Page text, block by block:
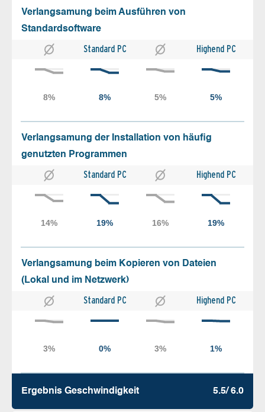
Verlangsamung beim Ausführen von
Standardsoftware
Standard PC Highend PC
Verlangsamung der Installation von häufig
genutzten Programmen
Standard PC Highend PC
Verlangsamung beim Kopieren von Dateien
(Lokal und im Netzwerk)
Standard PC Highend PC
Ergebnis Geschw­indigkeit 5.5/ 6.0